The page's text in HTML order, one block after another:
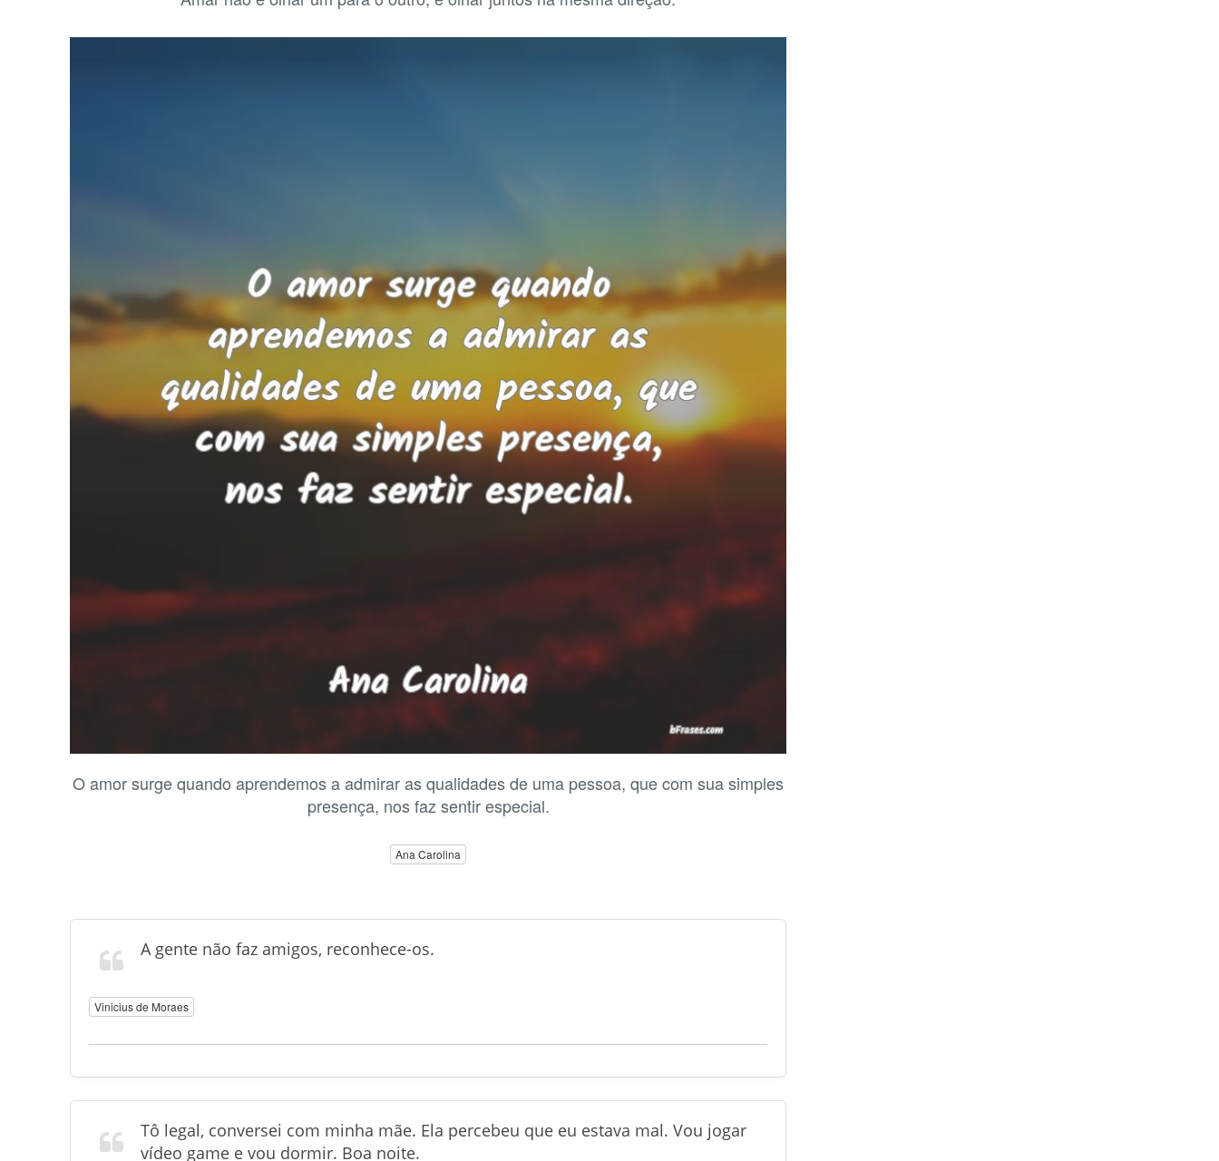
O amor surge quando aprendemos a admirar as qualidades de uma pessoa, que com sua simples
presença, nos faz sentir especial.
Ana Carolina
A gente não faz amigos, reconhece-os.
Vinicius de Moraes
Tô legal, conversei com minha mãe. Ela percebeu que eu estava mal. Vou jogar
vídeo game e vou dormir. Boa noite.